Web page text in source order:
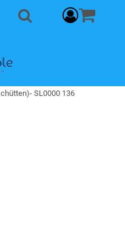
SL0000 136